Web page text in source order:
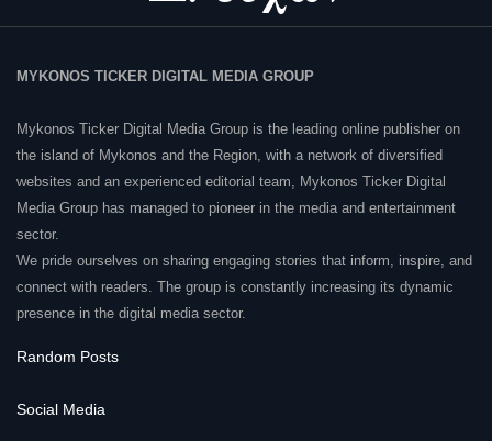
MYKONOS TICKER DIGITAL MEDIA GROUP
Mykonos Ticker Digital Media Group is the leading online publisher on
the island of Mykonos and the Region, with a network of diversified
websites and an experienced editorial team, Mykonos Ticker Digital
Media Group has managed to pioneer in the media and entertainment
sector.
We pride ourselves on sharing engaging stories that inform, inspire, and
connect with readers. The group is constantly increasing its dynamic
presence in the digital media sector.
Random Posts
Social Media